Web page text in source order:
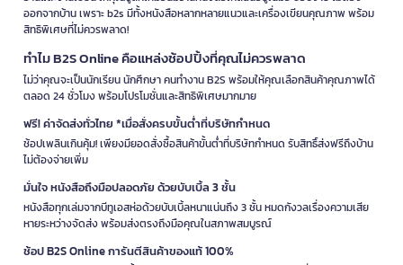
ออกจากบ้าน เพราะ b2s มีทั้งหนังสือหลากหลายแนวและเครื่องเขียนคุณภาพ พร้อม
สิทธิพิเศษที่ไม่ควรพลาด!
ทำไม B2S Online คือแหล่งช้อปปิ้งที่คุณไม่ควรพลาด
ไม่ว่าคุณจะเป็นนักเรียน นักศึกษา คนทำงาน B2S พร้อมให้คุณเลือกสินค้าคุณภาพได้
ตลอด 24 ชั่วโมง พร้อมโปรโมชั่นและสิทธิพิเศษมากมาย
ฟรี! ค่าจัดส่งทั่วไทย *เมื่อสั่งครบขั้นต่ำที่บริษัทกำหนด
ช้อปเพลินเกินคุ้ม! เพียงมียอดสั่งซื้อสินค้าขั้นต่ำที่บริษัทกำหนด รับสิทธิ์ส่งฟรีถึงบ้าน
ไม่ต้องจ่ายเพิ่ม
มั่นใจ หนังสือถึงมือปลอดภัย ด้วยบับเบิ้ล 3 ชั้น
หนังสือทุกเล่มจากบีทูเอสห่อด้วยบับเบิ้ลหนาแน่นถึง 3 ชั้น หมดกังวลเรื่องความเสีย
หายระหว่างจัดส่ง พร้อมส่งตรงถึงมือคุณในสภาพสมบูรณ์
ช้อป B2S Online การันตีสินค้าของแท้ 100%